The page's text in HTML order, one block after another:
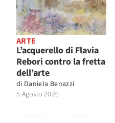
ARTE
L’acquerello di Flavia
Rebori contro la fretta
dell’arte
di Daniela Benazzi
5 Agosto 2026